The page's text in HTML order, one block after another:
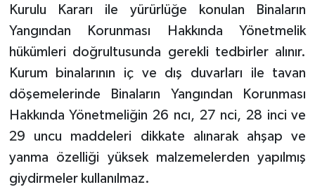
Kurulu Kararı ile yürürlüğe konulan Binaların
Yangından Korunması Hakkında Yönetmelik
hükümleri doğrultusunda gerekli tedbirler alınır.
Kurum binalarının iç ve dış duvarları ile tavan
döşemelerinde Binaların Yangından Korunması
Hakkında Yönetmeliğin 26 ncı, 27 nci, 28 inci ve
29 uncu maddeleri dikkate alınarak ahşap ve
yanma özelliği yüksek malzemelerden yapılmış
giydirmeler kullanılmaz.